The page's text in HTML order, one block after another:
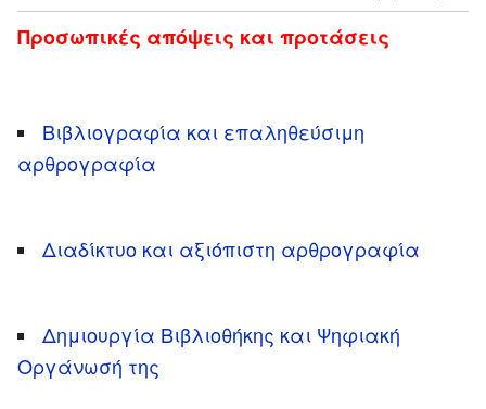
Προσωπικές απόψεις και προτάσεις
Βιβλιογραφία και επαληθεύσιμη
αρθρογραφία
Διαδίκτυο και αξιόπιστη αρθρογραφία
Δημιουργία Βιβλιοθήκης και Ψηφιακή
Οργάνωσή της